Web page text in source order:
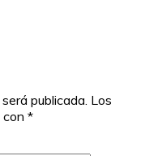
publicada. Los
*